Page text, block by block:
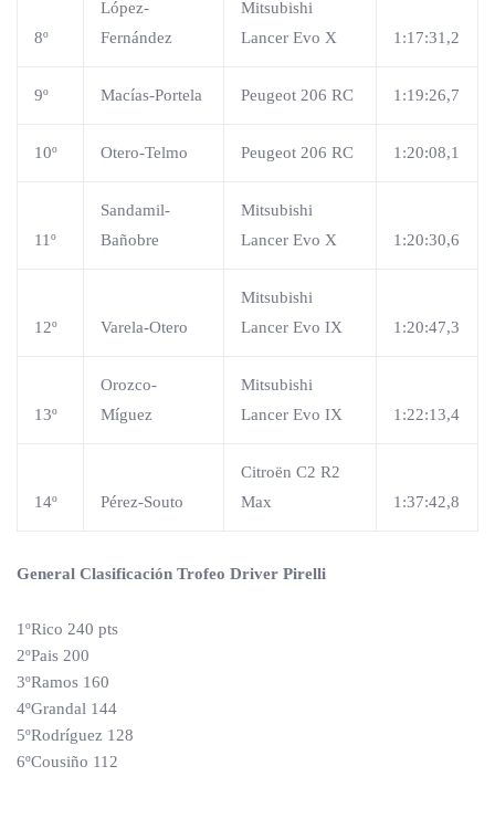
8º
López-
Fernández
Mitsubishi
Lancer Evo X
1:17:31,2
9º Macías-Portela Peugeot 206 RC 1:19:26,7
10º Otero-Telmo Peugeot 206 RC 1:20:08,1
11º
Sandamil-
Bañobre
Mitsubishi
Lancer Evo X
1:20:30,6
12º Varela-Otero
Mitsubishi
Lancer Evo IX
1:20:47,3
13º
Orozco-
Míguez
Mitsubishi
Lancer Evo IX
1:22:13,4
14º Pérez-Souto
Citroën C2 R2
Max
1:37:42,8
General Clasificación Trofeo Driver Pirelli
1ºRico 240 pts
2ºPais 200
3ºRamos 160
4ºGrandal 144
5ºRodríguez 128
6ºCousiño 112